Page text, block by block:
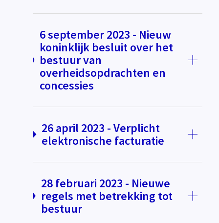
6 september 2023 - Nieuw
koninklijk besluit over het
bestuur van
overheidsopdrachten en
concessies
26 april 2023 - Verplicht
elektronische facturatie
28 februari 2023 - Nieuwe
regels met betrekking tot
bestuur